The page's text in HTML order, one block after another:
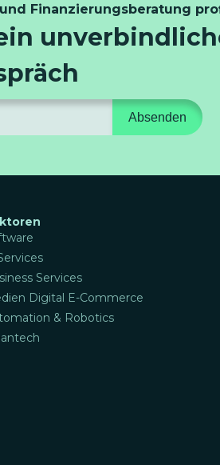
Finanzierungsberatung
Absenden
Services
Digital E-Commerce
& Robotics